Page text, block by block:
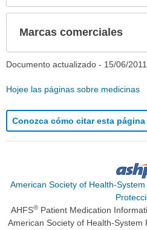
Marcas comerciales
Documento actualizado - 15/06/2011
Hojee las páginas sobre medicinas
Conozca cómo citar esta página
American Society of Health-
AHFS® Patient Medication
American Society of Health-System